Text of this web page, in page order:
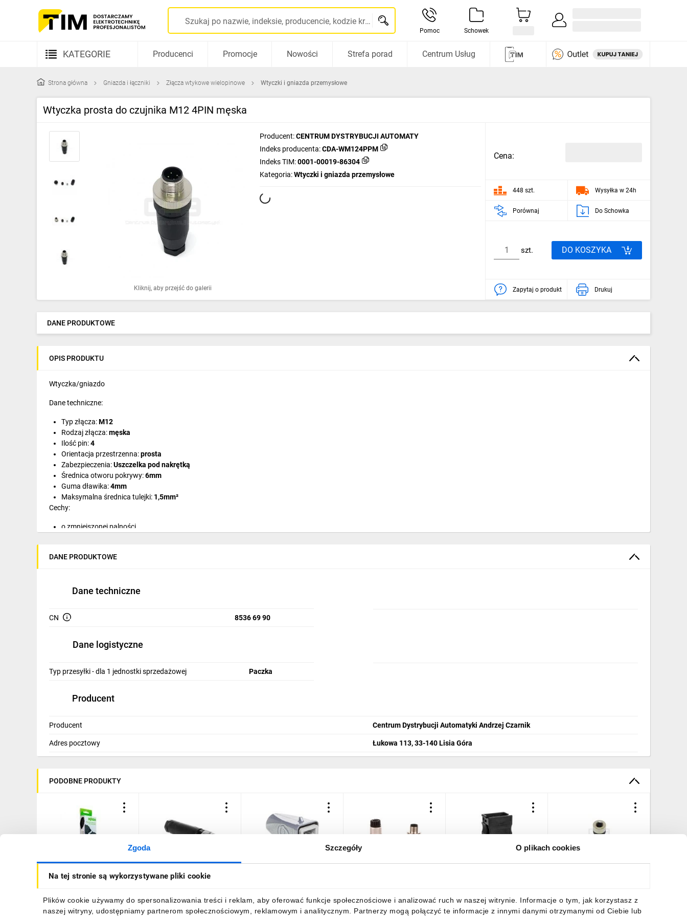
Zgoda Szczegóły O plikach cookies
Na tej stronie są wykorzystywane pliki cookie
Plików cookie używamy do spersonalizowania treści i reklam, aby oferować funkcje społecznościowe i analizować ruch w naszej witrynie. Informacje o tym, jak korzystasz z
naszej witryny, udostępniamy partnerom społecznościowym, reklamowym i analitycznym. Partnerzy mogą połączyć te informacje z innymi danymi otrzymanymi od Ciebie lub
Szukaj po nazwie, indeksie, producencie, kodzie kreskowym...
Pomoc Schowek
KATEGORIE
Kable i przewody
Rozdzielnice i obudowy
Elementy prowadzenia kabli
Gniazda i łączniki
Oprawy oświetleniowe
Pompy ciepła
Ogrzewanie
Elektronarzędzia i mierniki
Napędy elektryczne
Pneumatyka
Dom i ogród
Klimatyzacja
IT, GSM
Odzież ochronna i BHP
Inne
Budowa i Remont
Elektromobilność
Wentylacja i rekuperacja
Producenci Promocje Nowości Strefa porad Centrum Usług
Strona główna Gniazda i łączniki Złącza wtykowe wielopinowe Wtyczki i gniazda przemysłowe
Wtyczka prosta do czujnika M12 4PIN męska
Kliknij, aby przejść do galerii
Producent:CENTRUM DYSTRYBUCJI AUTOMATY
Indeks producenta:CDA-WM124PPM
Indeks TIM:0001-00019-86304
Kategoria:Wtyczki i gniazda przemysłowe
Cena:
448 szt. Wysyłka w 24h
Porównaj Do Schowka
szt. DO KOSZYKA
Zapytaj o produkt Drukuj
DANE PRODUKTOWE
OPIS PRODUKTU
Wtyczka/gniazdo
Dane techniczne:
Typ złącza:M12
Rodzaj złącza:męska
Ilość pin:4
Orientacja przestrzenna:prosta
Zabezpieczenia:Uszczelka pod nakrętką
Średnica otworu pokrywy:6mm
Guma dławika:4mm
Maksymalna średnica tulejki: 1,5mm²
Cechy:
o zmniejszonej palności
odporny na słoną wodę
odporny na działania mechaniczne
DANE PRODUKTOWE
Dane techniczne
CN 8536 69 90
Dane logistyczne
Typ przesyłki - dla 1 jednostki sprzedażowej Paczka
Producent
Producent Centrum Dystrybucji Automatyki Andrzej Czarnik
Adres pocztowy Łukowa 113, 33-140 Lisia Góra
PODOBNE PRODUKTY
Zestaw WINSTA do
podłączenia płyty
obudową odciążającą
przewody i zaczepem
73,00 złbrutto
Gniazdo wtykowe 3-
pinowe proste M8 mosiądz
SACC-M 8FS-3CON-M-SW
1506888
66,44 zł brutto
H-A 3 SS MTGV M20
75009602
47,86 zł brutto
22260820
105,77 złbrutto 25,99 zł brutto 24,30 złbrutto